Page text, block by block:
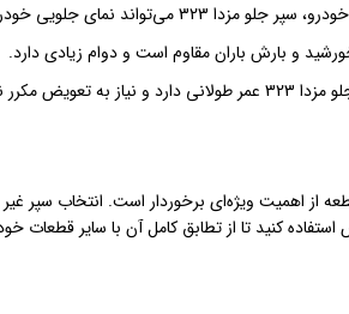
جلویی خودرو را شیک‌تر و جذاب‌تر کند.
و بارش باران مقاوم است و دوام زیادی دارد.
نخواهد داشت.
از اهمیت ویژه‌ای برخوردار است. انتخاب
کنید تا از تطابق کامل آن با سایر قطعات